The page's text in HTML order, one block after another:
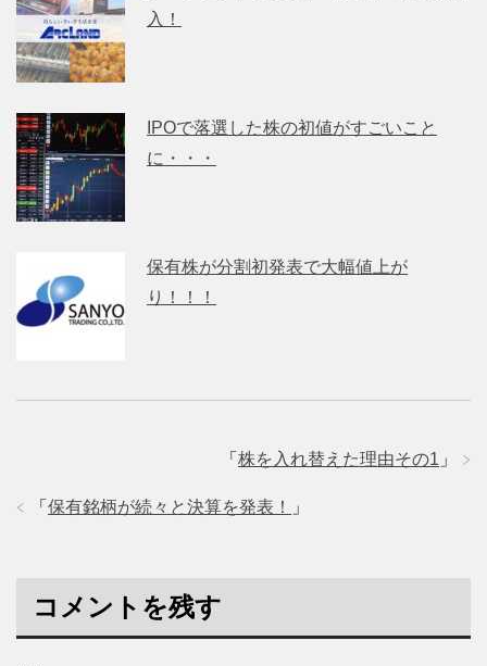
入！
IPOで落選した株の初値がすごいこと
に・・・
保有株が分割初発表で大幅値上が
り！！！
「 株を入れ替えた理由その1 」
「 保有銘柄が続々と決算を発表！ 」
コメントを残す